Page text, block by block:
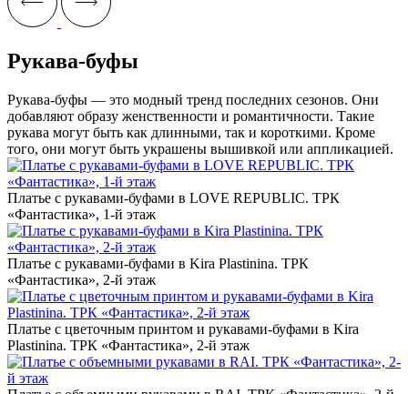
Рукава-буфы
Рукава-буфы — это модный тренд последних сезонов. Они
добавляют образу женственности и романтичности. Такие
рукава могут быть как длинными, так и короткими. Кроме
того, они могут быть украшены вышивкой или аппликацией.
Платье с рукавами-буфами в LOVE REPUBLIC. ТРК
«Фантастика», 1-й этаж
Платье с рукавами-буфами в Kira Plastinina. ТРК
«Фантастика», 2-й этаж
Платье с цветочным принтом и рукавами-буфами в Kira
Plastinina. ТРК «Фантастика», 2-й этаж